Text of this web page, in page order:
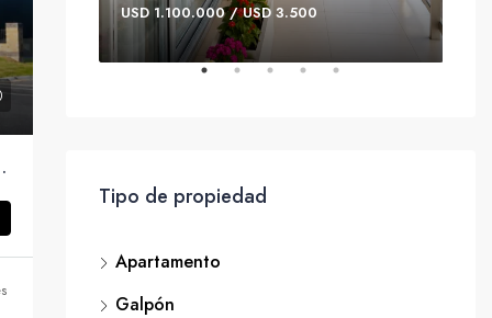
Zona Este.
USD 1.100.000 / USD 3.500
Tipo de propiedad
Apartamento
Galpón